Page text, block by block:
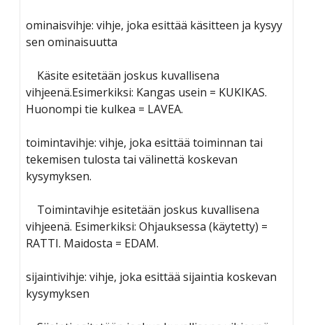
ominaisvihje: vihje, joka esittää käsitteen ja kysyy
sen ominaisuutta
Käsite esitetään joskus kuvallisena
vihjeenä.Esimerkiksi: Kangas usein = KUKIKAS.
Huonompi tie kulkea = LAVEA.
toimintavihje: vihje, joka esittää toiminnan tai
tekemisen tulosta tai välinettä koskevan
kysymyksen.
Toimintavihje esitetään joskus kuvallisena
vihjeenä. Esimerkiksi: Ohjauksessa (käytetty) =
RATTI. Maidosta = EDAM.
sijaintivihje: vihje, joka esittää sijaintia koskevan
kysymyksen